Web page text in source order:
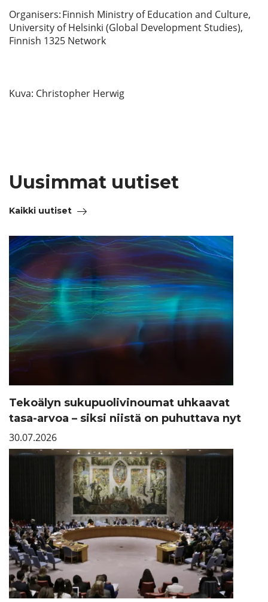
Organisers: Finnish Ministry of Education and Culture,
University of Helsinki (Global Development Studies),
Finnish 1325 Network
Kuva: Christopher Herwig
Uusimmat uutiset
Kaikki uutiset
Tekoälyn sukupuolivinoumat uhkaavat
tasa-arvoa – siksi niistä on puhuttava nyt
30.07.2026